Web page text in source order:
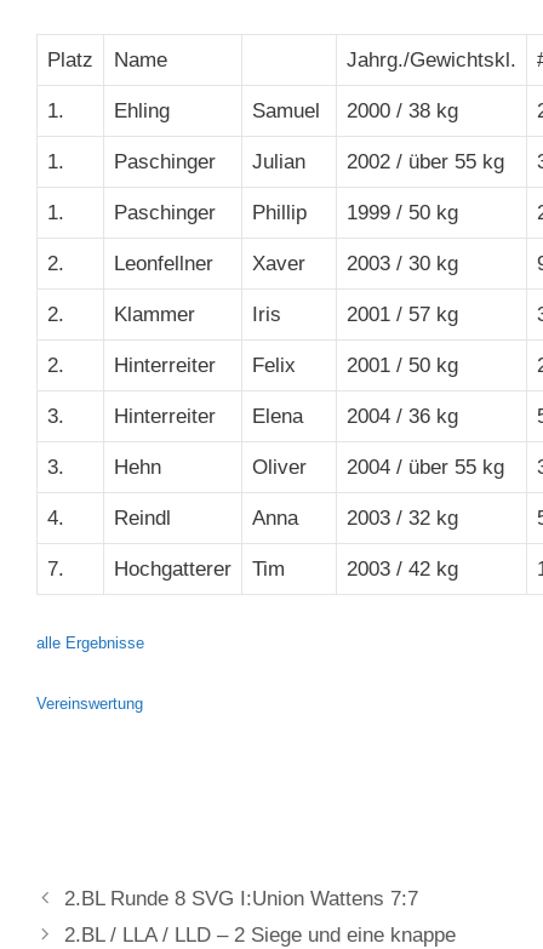
Platz Name Jahrg./Gewichtskl.
1. Ehling Samuel 2000 / 38 kg
1. Paschinger Julian 2002 / über 55 kg
1. Paschinger Phillip 1999 / 50 kg
2. Leonfellner Xaver 2003 / 30 kg
2. Klammer Iris 2001 / 57 kg
2. Hinterreiter Felix 2001 / 50 kg
3. Hinterreiter Elena 2004 / 36 kg
3. Hehn Oliver 2004 / über 55 kg
4. Reindl Anna 2003 / 32 kg
7. Hochgatterer Tim 2003 / 42 kg
alle Ergebnisse
Vereinswertung
2.BL Runde 8 SVG I:Union Wattens 7:7
2.BL / LLA / LLD – 2 Siege und eine knappe